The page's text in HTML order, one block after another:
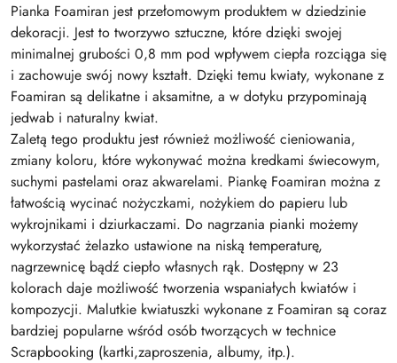
Pianka Foamiran jest przełomowym produktem w dziedzinie
dekoracji. Jest to tworzywo sztuczne, które dzięki swojej
minimalnej grubości 0,8 mm pod wpływem ciepła rozciąga się
i zachowuje swój nowy kształt. Dzięki temu kwiaty, wykonane z
Foamiran są delikatne i aksamitne, a w dotyku przypominają
jedwab i naturalny kwiat.
Zaletą tego produktu jest również możliwość cieniowania,
zmiany koloru, które wykonywać można kredkami świecowym,
suchymi pastelami oraz akwarelami. Piankę Foamiran można z
łatwością wycinać nożyczkami, nożykiem do papieru lub
wykrojnikami i dziurkaczami. Do nagrzania pianki możemy
wykorzystać żelazko ustawione na niską temperaturę,
nagrzewnicę bądź ciepło własnych rąk. Dostępny w 23
kolorach daje możliwość tworzenia wspaniałych kwiatów i
kompozycji. Malutkie kwiatuszki wykonane z Foamiran są coraz
bardziej popularne wśród osób tworzących w technice
Scrapbooking (kartki,zaproszenia, albumy, itp.).